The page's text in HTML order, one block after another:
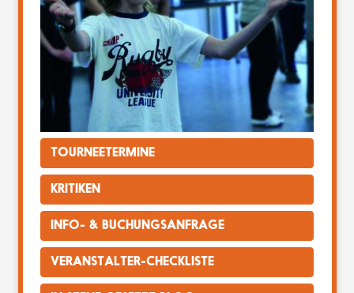
TOURNEETERMINE
KRITIKEN
INFO- & BUCHUNGSANFRAGE
VERANSTALTER-CHECKLISTE